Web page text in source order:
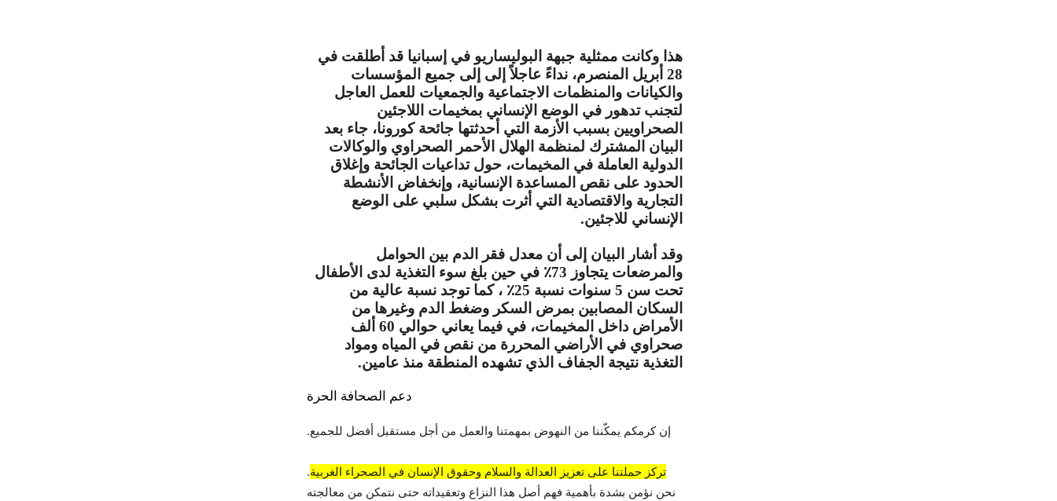
هذا وكانت ممثلية جبهة البوليساريو في إسبانيا قد أطلقت في
28 أبريل المنصرم، نداءً عاجلاً إلى إلى جميع المؤسسات
والكيانات والمنظمات الاجتماعية والجمعيات للعمل العاجل
لتجنب تدهور في الوضع الإنساني بمخيمات اللاجئين
الصحراويين بسبب الأزمة التي أحدثتها جائحة كورونا، جاء بعد
البيان المشترك لمنظمة الهلال الأحمر الصحراوي والوكالات
الدولية العاملة في المخيمات، حول تداعيات الجائحة وإغلاق
الحدود على نقص المساعدة الإنسانية، وإنخفاض الأنشطة
التجارية والاقتصادية التي أثرت بشكل سلبي على الوضع
الإنساني للاجئين.
وقد أشار البيان إلى أن معدل فقر الدم بين الحوامل
والمرضعات يتجاوز 73٪ في حين بلغ سوء التغذية لدى الأطفال
تحت سن 5 سنوات نسبة 25٪ ، كما توجد نسبة عالية من
السكان المصابين بمرض السكر وضغط الدم وغيرها من
الأمراض داخل المخيمات، في فيما يعاني حوالي 60 ألف
صحراوي في الأراضي المحررة من نقص في المياه ومواد
التغذية نتيجة الجفاف الذي تشهده المنطقة منذ عامين.
دعم الصحافة الحرة
إن كرمكم يمكّننا من النهوض بمهمتنا والعمل من أجل مستقبل أفضل للجميع.
تركز حملتنا على تعزيز العدالة والسلام وحقوق الإنسان في الصحراء الغربية.
نحن نؤمن بشدة بأهمية فهم أصل هذا النزاع وتعقيداته حتى نتمكن من معالجته